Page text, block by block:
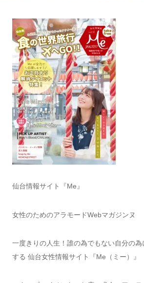
仙台情報サイト『Me』
女性のためのアラモードWebマガジンヌ
一度きりの人生！誰の為でもない自分の
する 仙台女性情報サイト『Me（ミー）』